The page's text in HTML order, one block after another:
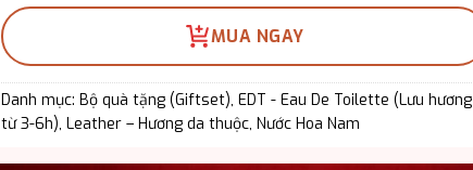
MUA NGAY
Danh mục: Bộ quà tặng (Giftset), EDT - Eau De Toilette (Lưu hương
từ 3-6h), Leather – Hương da thuộc, Nước Hoa Nam